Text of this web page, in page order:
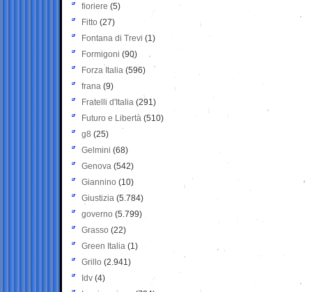
fioriere (5)
Fitto (27)
Fontana di Trevi (1)
Formigoni (90)
Forza Italia (596)
frana (9)
Fratelli d'Italia (291)
Futuro e Libertà (510)
g8 (25)
Gelmini (68)
Genova (542)
Giannino (10)
Giustizia (5.784)
governo (5.799)
Grasso (22)
Green Italia (1)
Grillo (2.941)
Idv (4)